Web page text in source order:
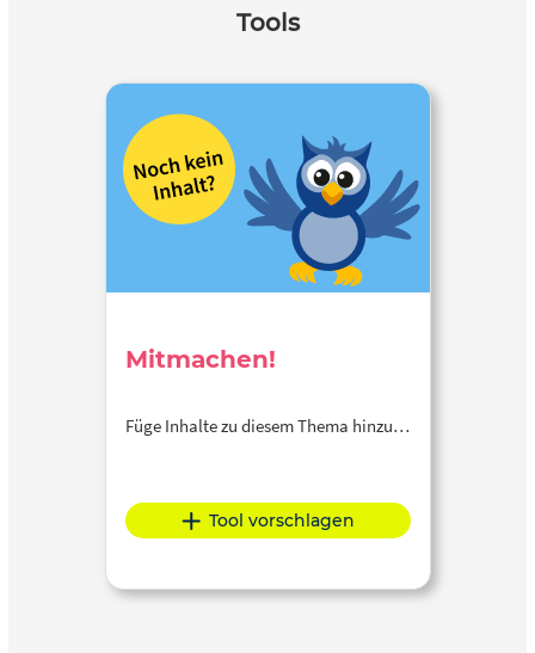
Tools
Mitmachen!
Füge Inhalte zu diesem Thema hinzu…
Tool vorschlagen